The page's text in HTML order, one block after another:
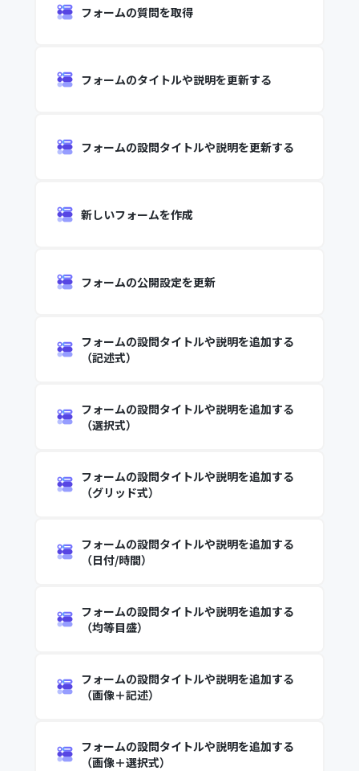
フォームの質問を取得
フォームのタイトルや説明を更新する
フォームの設問タイトルや説明を更新する
新しいフォームを作成
フォームの公開設定を更新
フォームの設問タイトルや説明を追加する
（記述式）
フォームの設問タイトルや説明を追加する
（選択式）
フォームの設問タイトルや説明を追加する
（グリッド式）
フォームの設問タイトルや説明を追加する
（日付/時間）
フォームの設問タイトルや説明を追加する
（均等目盛）
フォームの設問タイトルや説明を追加する
（画像＋記述）
フォームの設問タイトルや説明を追加する
（画像＋選択式）